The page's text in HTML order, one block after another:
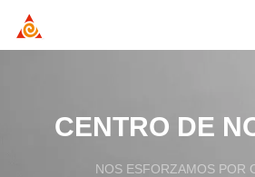
CENTRO DE
NOS ESFORZAMOS POR